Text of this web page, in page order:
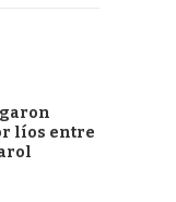
líos entre